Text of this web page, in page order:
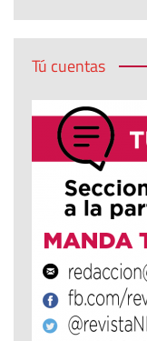
Tú cuentas